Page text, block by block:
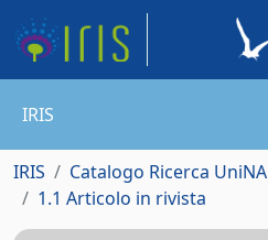
IRIS
IRIS Catalogo Ricerca UniNA
1.1 Articolo in rivista